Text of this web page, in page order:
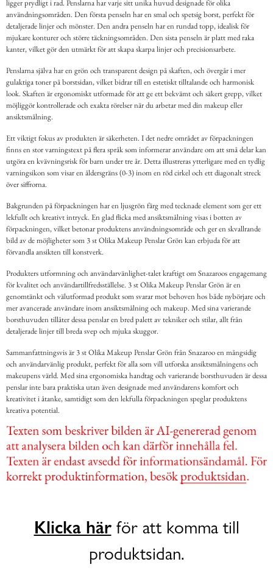
ligger prydligt i rad. Penslarna har varje sitt unika huvud designade för olika
användningsområden. Den första penseln har en smal och spetsig borst, perfekt för
detaljerade linjer och mönster. Den andra penseln har en rundad topp, idealisk för
mjukare konturer och större täckningsområden. Den sista penseln är platt med raka
kanter, vilket gör den utmärkt för att skapa skarpa linjer och precisionsarbete.
Penslarna själva har en grön och transparent design på skaften, och övergår i mer
gulaktiga toner på borstsidan, vilket bidrar till en estetiskt tilltalande och harmonisk
look. Skaften är ergonomiskt utformade för att ge ett bekvämt och säkert grepp, vilket
möjliggör kontrollerade och exakta rörelser när du arbetar med din makeup eller
ansiktsmålning.
Ett viktigt fokus av produkten är säkerheten. I det nedre området av förpackningen
finns en stor varningstext på flera språk som informerar användare om att små delar kan
utgöra en kvävningsrisk för barn under tre år. Detta illustreras ytterligare med en tydlig
varningsikon som visar en åldersgräns (0-3) inom en röd cirkel och ett diagonalt streck
över siffrorna.
Bakgrunden på förpackningen har en ljusgrön färg med tecknade element som ger ett
lekfullt och kreativt intryck. En glad flicka med ansiktsmålning visas i botten av
förpackningen, vilket betonar produktens användningsområde och ger en skvallrande
bild av de möjligheter som 3 st Olika Makeup Penslar Grön kan erbjuda för att
förvandla ansikten till konstverk.
Produkters utformning och användarvänlighet-talet kraftigt om Snazaroos engagemang
för kvalitet och användartillfredsställelse. 3 st Olika Makeup Penslar Grön är en
genomtänkt och välutformad produkt som svarar mot behoven hos både nybörjare och
mer avancerade användare inom ansiktsmålning och makeup. Med sina varierande
borsthuvuden tillåter dessa penslar en bred palett av tekniker och stilar, allt från
detaljerade linjer till breda svep och mjuka skuggor.
Sammanfattningsvis är 3 st Olika Makeup Penslar Grön från Snazaroo en mångsidig
och användarvänlig produkt, perfekt för alla som vill utforska ansiktsmålningens och
makeupens värld. Med sina ergonomiska handtag och varierande borsthuvuden är dessa
penslar inte bara praktiska utan även designade med användarens komfort och
kreativitet i åtanke, samtidigt som den lekfulla förpackningen speglar produktens
kreativa potential.
Klicka härför att komma till
produktsidan.